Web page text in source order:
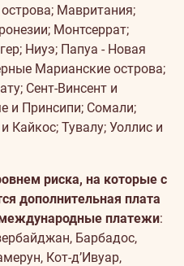
Мавритания;
Монтсеррат;
Ниуэ; Папуа - Новая
Марианские острова;
Сент-Винсент и
и Принсипи; Сомали;
Кайкос; Тувалу; Уоллис и
риска, на которые с
дополнительная плата
платежи:
Барбадос,
Кот-д’Ивуар,